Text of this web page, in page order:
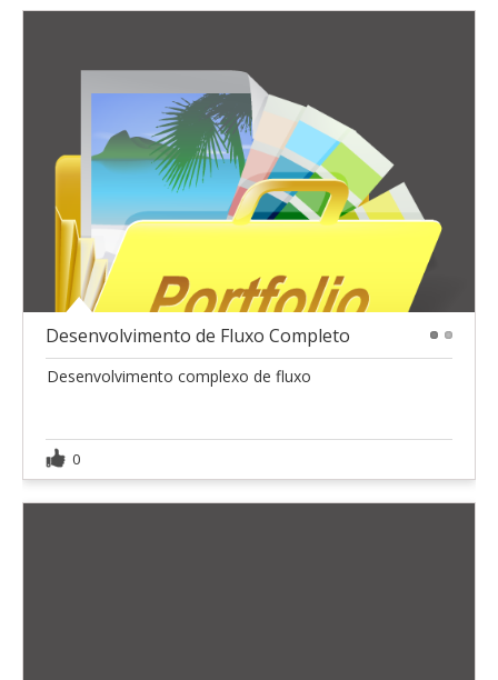
Desenvolvimento de Fluxo Completo
Desenvolvimento complexo de fluxo
0